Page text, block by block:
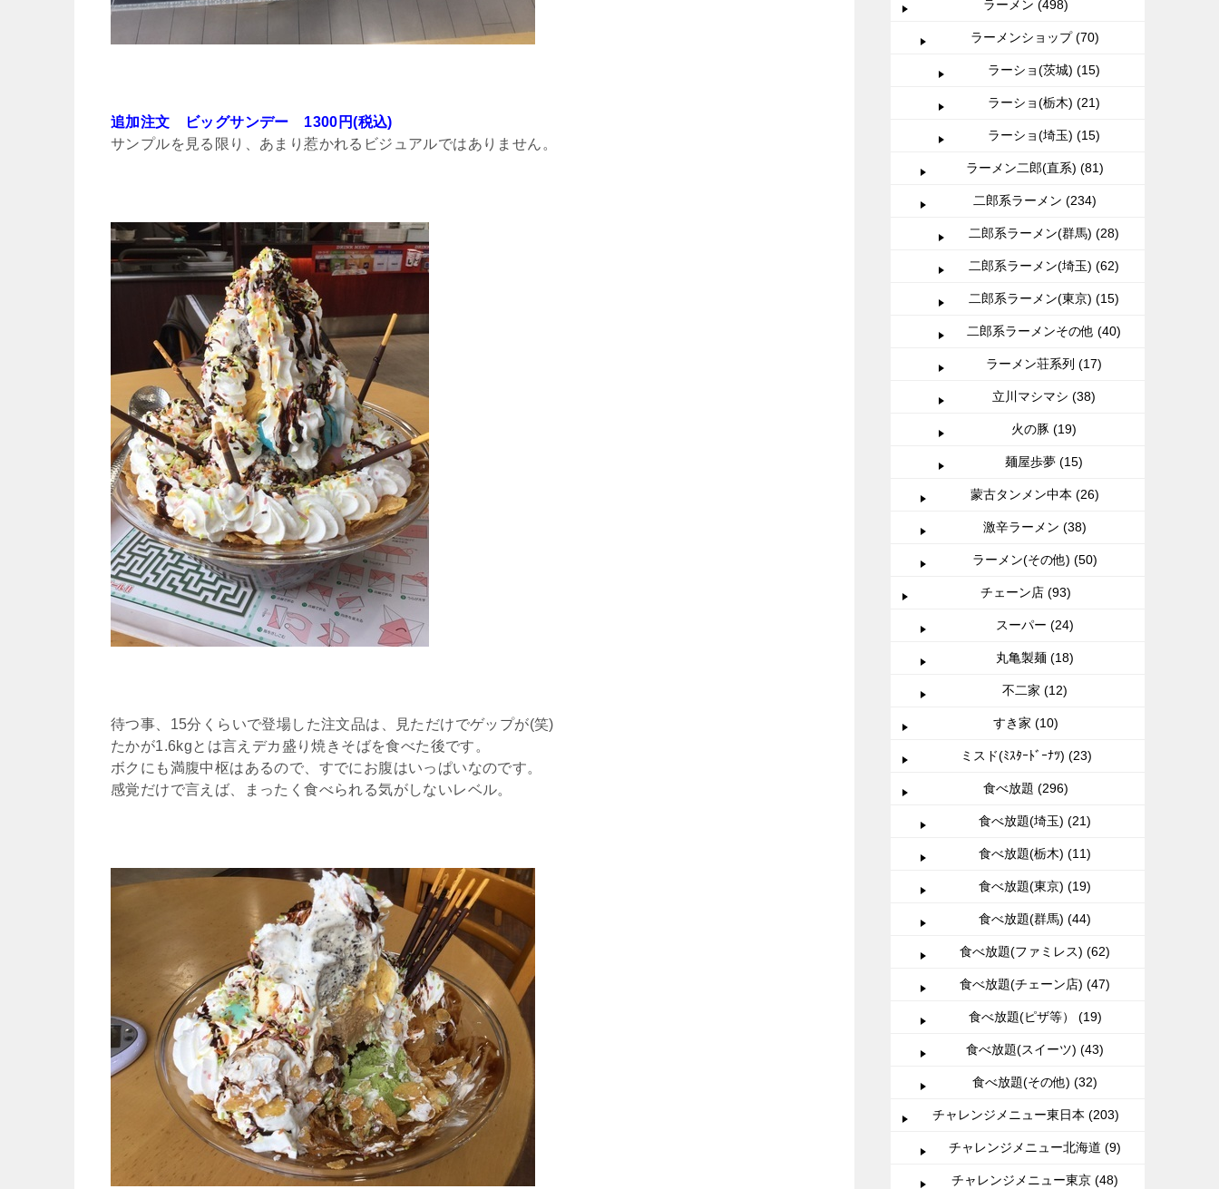
追加注文 ビッグサンデー 1300円(税込)
サンプルを見る限り、あまり惹かれるビジュアルではありません。
待つ事、15分くらいで登場した注文品は、見ただけでゲップが(笑)
たかが1.6kgとは言えデカ盛り焼きそばを食べた後です。
ボクにも満腹中枢はあるので、すでにお腹はいっぱいなのです。
感覚だけで言えば、まったく食べられる気がしないレベル。
ラーメン (498)
ラーメンショップ (70)
ラーショ(茨城) (15)
ラーショ(栃木) (21)
ラーショ(埼玉) (15)
ラーメン二郎(直系) (81)
二郎系ラーメン (234)
二郎系ラーメン(群馬) (28)
二郎系ラーメン(埼玉) (62)
二郎系ラーメン(東京) (15)
二郎系ラーメンその他 (40)
ラーメン荘系列 (17)
立川マシマシ (38)
火の豚 (19)
麺屋歩夢 (15)
蒙古タンメン中本 (26)
激辛ラーメン (38)
ラーメン(その他) (50)
チェーン店 (93)
スーパー (24)
丸亀製麺 (18)
不二家 (12)
すき家 (10)
ミスド(ﾐｽﾀｰﾄﾞｰﾅﾂ) (23)
食べ放題 (296)
食べ放題(埼玉) (21)
食べ放題(栃木) (11)
食べ放題(東京) (19)
食べ放題(群馬) (44)
食べ放題(ファミレス) (62)
食べ放題(チェーン店) (47)
食べ放題(ピザ等） (19)
食べ放題(スイーツ) (43)
食べ放題(その他) (32)
チャレンジメニュー東日本 (203)
チャレンジメニュー北海道 (9)
チャレンジメニュー東京 (48)